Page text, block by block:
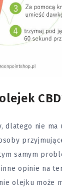
dlatego nie ma
samym
opinie na
olejku może